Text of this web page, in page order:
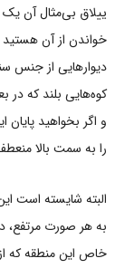
ییلاق بی‌مثال آن
خواندن از آن
دیوارهایی از جنس
و اگر بخواهید
را به سمت بالا
البته شایسته است
به هر صورت مرتفع،
خاص این منطقه که